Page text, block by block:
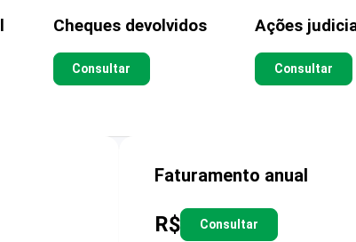
Cheques devolvidos
Consultar
Ações
Consultar
Faturamento anual
R$ Consultar